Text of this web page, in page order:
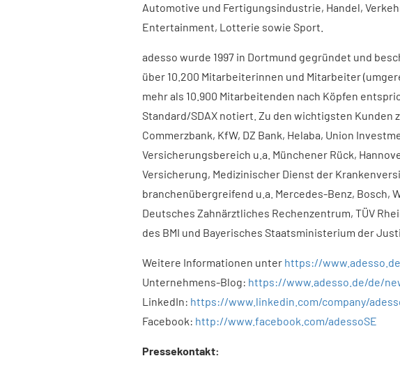
Automotive und Fertigungsindustrie, Handel,
Entertainment, Lotterie sowie Sport.
adesso wurde 1997 in Dortmund gegründet und
über 10.200 Mitarbeiterinnen und Mitarbeiter
mehr als 10.900 Mitarbeitenden nach Köpfen
Standard/SDAX notiert. Zu den wichtigsten Kunden
Commerzbank, KfW, DZ Bank, Helaba, Union
Versicherungsbereich u.a. Münchener Rück,
Versicherung, Medizinischer Dienst der
branchenübergreifend u.a. Mercedes-Benz, Bosch,
Deutsches Zahnärztliches Rechenzentrum, TÜV
des BMI und Bayerisches Staatsministerium der
Weitere Informationen unter https://
Unternehmens-Blog: https://www.adesso.de/de/
LinkedIn: https://www.linkedin.com/company/
Facebook: http://www.facebook.com/adessoSE
Pressekontakt: